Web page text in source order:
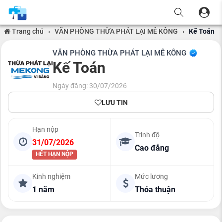
Trang chủ › VĂN PHÒNG THỪA PHÁT LẠI MÊ KÔNG › Kế Toán
VĂN PHÒNG THỪA PHÁT LẠI MÊ KÔNG
Kế Toán
Ngày đăng: 30/07/2026
LƯU TIN
Hạn nộp
31/07/2026
HẾT HẠN NỘP
Trình độ
Cao đẳng
Kinh nghiệm
1 năm
Mức lương
Thỏa thuận